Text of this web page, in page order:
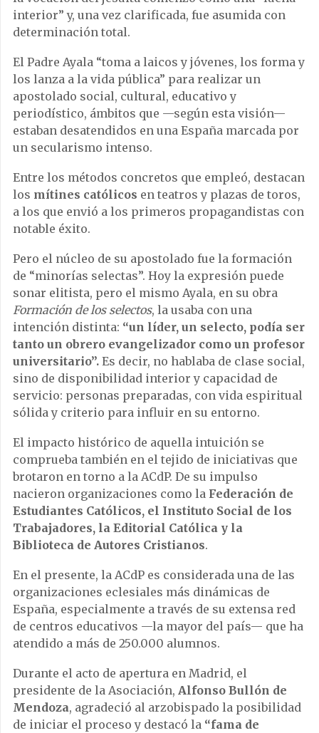
interior” y, una vez clarificada, fue asumida con
determinación total.
El Padre Ayala “toma a laicos y jóvenes, los forma y
los lanza a la vida pública” para realizar un
apostolado social, cultural, educativo y
periodístico, ámbitos que —según esta visión—
estaban desatendidos en una España marcada por
un secularismo intenso.
Entre los métodos concretos que empleó, destacan
los mítines católicos en teatros y plazas de toros,
a los que envió a los primeros propagandistas con
notable éxito.
Pero el núcleo de su apostolado fue la formación
de “minorías selectas”. Hoy la expresión puede
sonar elitista, pero el mismo Ayala, en su obra
Formación de los selectos, la usaba con una
intención distinta: “un líder, un selecto, podía ser
tanto un obrero evangelizador como un profesor
universitario”. Es decir, no hablaba de clase social,
sino de disponibilidad interior y capacidad de
servicio: personas preparadas, con vida espiritual
sólida y criterio para influir en su entorno.
El impacto histórico de aquella intuición se
comprueba también en el tejido de iniciativas que
brotaron en torno a la ACdP. De su impulso
nacieron organizaciones como la Federación de
Estudiantes Católicos, el Instituto Social de los
Trabajadores, la Editorial Católica y la
Biblioteca de Autores Cristianos.
En el presente, la ACdP es considerada una de las
organizaciones eclesiales más dinámicas de
España, especialmente a través de su extensa red
de centros educativos —la mayor del país— que ha
atendido a más de 250.000 alumnos.
Durante el acto de apertura en Madrid, el
presidente de la Asociación, Alfonso Bullón de
Mendoza, agradeció al arzobispado la posibilidad
de iniciar el proceso y destacó la “fama de